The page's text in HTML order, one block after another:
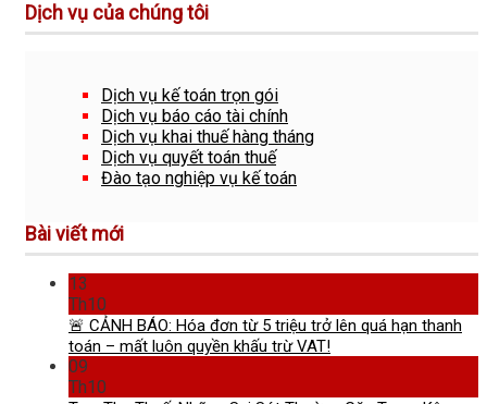
Dịch vụ của chúng tôi
Dịch vụ kế toán trọn gói
Dịch vụ báo cáo tài chính
Dịch vụ khai thuế hàng tháng
Dịch vụ quyết toán thuế
Đào tạo nghiệp vụ kế toán
Bài viết mới
13
Th10
🚨 CẢNH BÁO: Hóa đơn từ 5 triệu trở lên quá hạn thanh
toán – mất luôn quyền khấu trừ VAT!
09
Th10